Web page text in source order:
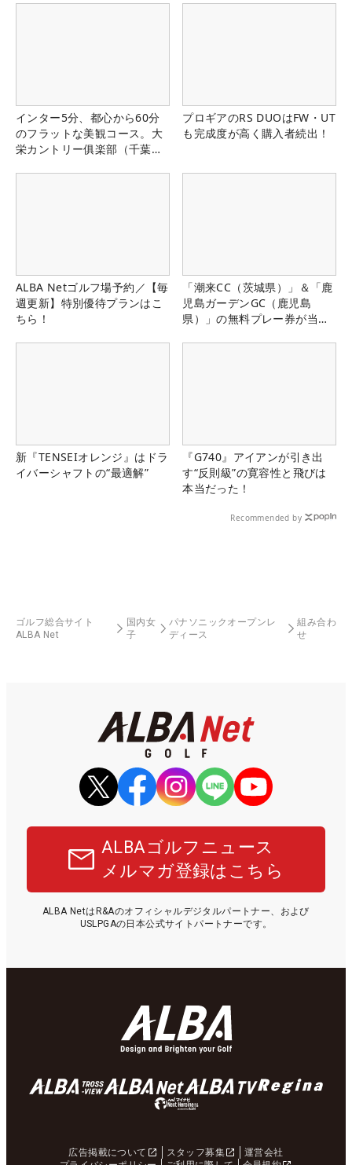
インター5分、都心から60分
のフラットな美観コース。大
栄カントリー俱楽部（千葉
プロギアのRS DUOはFW・UT
も完成度が高く購入者続出！
ALBA Netゴルフ場予約／【毎
週更新】特別優待プランはこ
ちら！
「潮来CC（茨城県）」＆「鹿
児島ガーデンGC（鹿児島
県）」の無料プレー券が当た
新『TENSEIオレンジ』はドラ
イバーシャフトの“最適解”
『G740』アイアンが引き出
す“反則級”の寛容性と飛びは
本当だった！
Recommended by
ゴルフ総合サイト
ALBA Net
国内女
子
パナソニックオープンレ
ディース
組み合わ
せ
ALBAゴルフニュース
メルマガ登録はこちら
ALBA NetはR&Aのオフィシャルデジタルパートナー、および
USLPGAの日本公式サイトパートナーです。
広告掲載について スタッフ募集
運営会社